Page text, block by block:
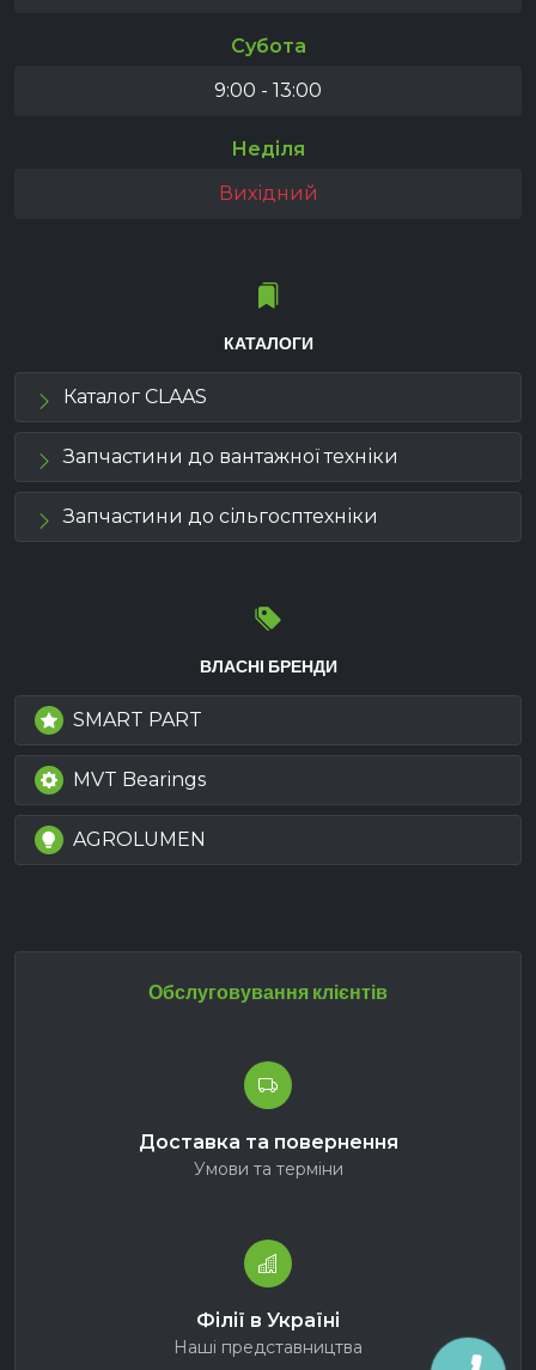
Субота
9:00 - 13:00
Неділя
Вихідний
КАТАЛОГИ
Каталог CLAAS
Запчастини до вантажної техніки
Запчастини до сільгосптехніки
ВЛАСНІ БРЕНДИ
SMART PART
MVT Bearings
AGROLUMEN
Обслуговування клієнтів
Доставка та повернення
Умови та терміни
Філії в Україні
Наші представництва